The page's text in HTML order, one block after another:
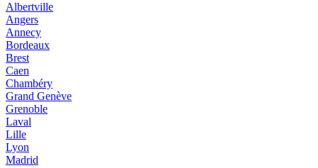
Albertville
Angers
Annecy
Bordeaux
Brest
Caen
Chambéry
Grand Genève
Grenoble
Laval
Lille
Lyon
Madrid